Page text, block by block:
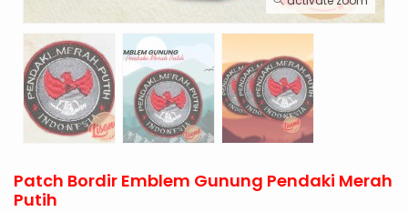
Patch Bordir Emblem Gunung Pendaki Merah
Putih